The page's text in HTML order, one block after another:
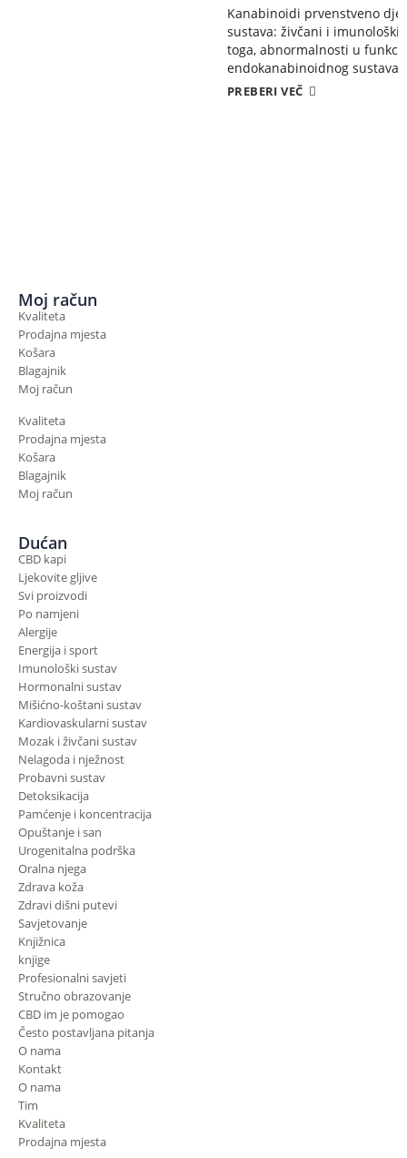
Kanabinoidi prvenstveno
sustava: živčani i imunološki
toga, abnormalnosti u
endokanabinoidnog sustava
PREBERI VEČ
Moj račun
Kvaliteta
Prodajna mjesta
Košara
Blagajnik
Moj račun
Kvaliteta
Prodajna mjesta
Košara
Blagajnik
Moj račun
Dućan
CBD kapi
Ljekovite gljive
Svi proizvodi
Po namjeni
Alergije
Energija i sport
Imunološki sustav
Hormonalni sustav
Mišićno-koštani sustav
Kardiovaskularni sustav
Mozak i živčani sustav
Nelagoda i nježnost
Probavni sustav
Detoksikacija
Pamćenje i koncentracija
Opuštanje i san
Urogenitalna podrška
Oralna njega
Zdrava koža
Zdravi dišni putevi
Savjetovanje
Knjižnica
knjige
Profesionalni savjeti
Stručno obrazovanje
CBD im je pomogao
Često postavljana pitanja
O nama
Kontakt
O nama
Tim
Kvaliteta
Prodajna mjesta